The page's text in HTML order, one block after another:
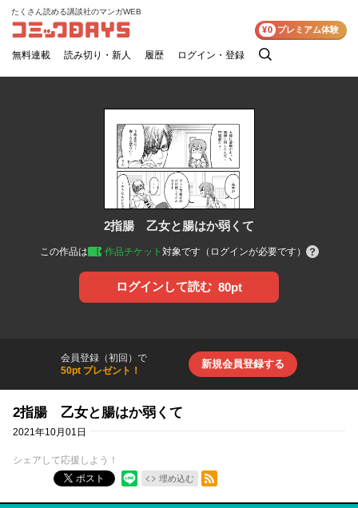
コミックDAYS
たくさん読める講談社のマンガWEB
無料連載 読み切り・新人 履歴 ログイン・登録
検
¥0 プレミアム体験
2指腸 乙女と腸はか弱くて
この作品は 作品チケット 対象です（ログインが必要です）
ログインして読む 80pt
会員登録（初回）で
50pt プレゼント！
新規会員登録する
2指腸 乙女と腸はか弱くて
2021年10月01日
シェアして応援しよう！
ポスト
埋め込む
RSSフィード